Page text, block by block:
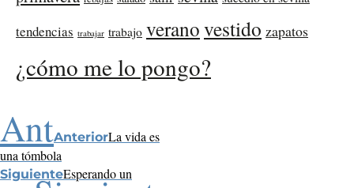
tendencias trabajar trabajo veranovestido zapatos
¿cómo me lo pongo?
AntAnteriorLa vida es
una tómbola
SiguienteEsperando un